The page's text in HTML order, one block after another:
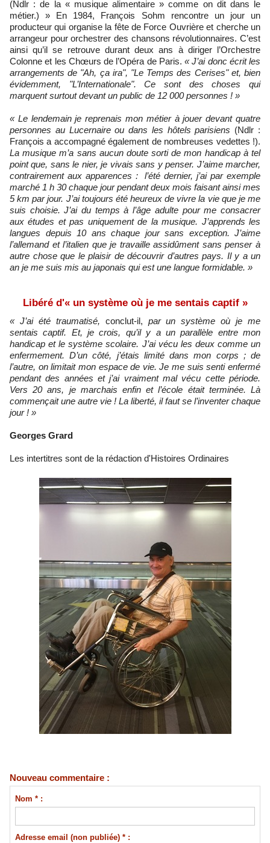
(Ndlr : de la « musique alimentaire » comme on dit dans le
métier.) » En 1984, François Sohm rencontre un jour un
producteur qui organise la fête de Force Ouvrière et cherche un
arrangeur pour orchestrer des chansons révolutionnaires. C’est
ainsi qu’il se retrouve durant deux ans à diriger l’Orchestre
Colonne et les Chœurs de l’Opéra de Paris. « J’ai donc écrit les
arrangements de "Ah, ça ira", "Le Temps des Cerises" et, bien
évidemment, "L’Internationale". Ce sont des choses qui
marquent surtout devant un public de 12 000 personnes ! »
« Le lendemain je reprenais mon métier à jouer devant quatre
personnes au Lucernaire ou dans les hôtels parisiens (Ndlr :
François a accompagné également de nombreuses vedettes !).
La musique m’a sans aucun doute sorti de mon handicap à tel
point que, sans le nier, je vivais sans y penser. J’aime marcher,
contrairement aux apparences : l’été dernier, j’ai par exemple
marché 1 h 30 chaque jour pendant deux mois faisant ainsi mes
5 km par jour. J’ai toujours été heureux de vivre la vie que je me
suis choisie. J’ai du temps à l’âge adulte pour me consacrer
aux études et pas uniquement de la musique. J’apprends les
langues depuis 10 ans chaque jour sans exception. J’aime
l’allemand et l’italien que je travaille assidûment sans penser à
autre chose que le plaisir de découvrir d’autres pays. Il y a un
an je me suis mis au japonais qui est une langue formidable. »
Libéré d'« un système où je me sentais captif »
« J’ai été traumatisé, conclut-il, par un système où je me
sentais captif. Et, je crois, qu’il y a un parallèle entre mon
handicap et le système scolaire. J’ai vécu les deux comme un
enfermement. D’un côté, j’étais limité dans mon corps ; de
l’autre, on limitait mon espace de vie. Je me suis senti enfermé
pendant des années et j’ai vraiment mal vécu cette période.
Vers 20 ans, je marchais enfin et l’école était terminée. Là
commençait une autre vie ! La liberté, il faut se l’inventer chaque
jour ! »
Georges Grard
Les intertitres sont de la rédaction d'Histoires Ordinaires
Nouveau commentaire :
Nom * :
Adresse email (non publiée) * :